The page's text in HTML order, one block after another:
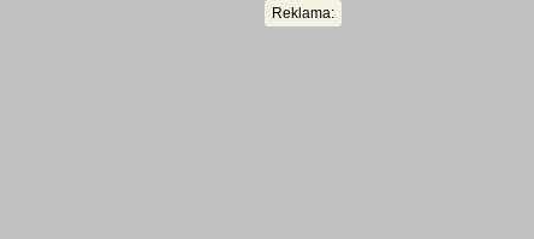
Reklama: